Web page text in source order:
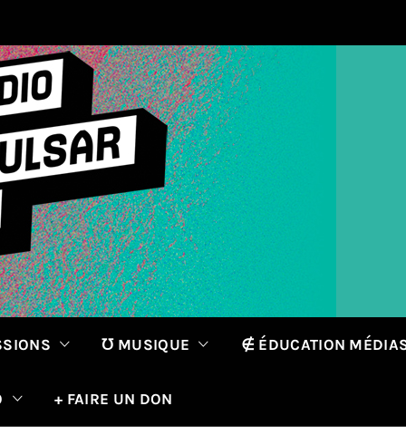
℧ MUSIQUE ∉ ÉDUCATION
+ FAIRE UN DON